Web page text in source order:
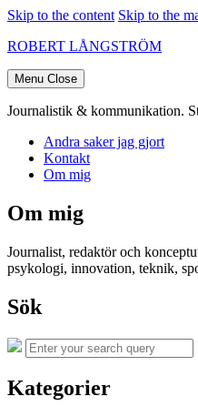
Skip to the content Skip to the
ROBERT LÅNGSTRÖM
Menu Close
Journalistik & kommunikation.
Andra saker jag gjort
Kontakt
Om mig
Om mig
Journalist, redaktör och
psykologi, innovation, teknik,
Sök
Search
for:
Kategorier